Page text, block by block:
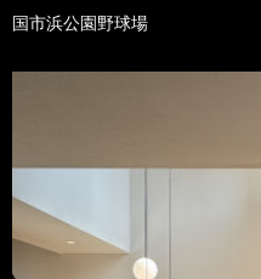
国市浜公園野球場